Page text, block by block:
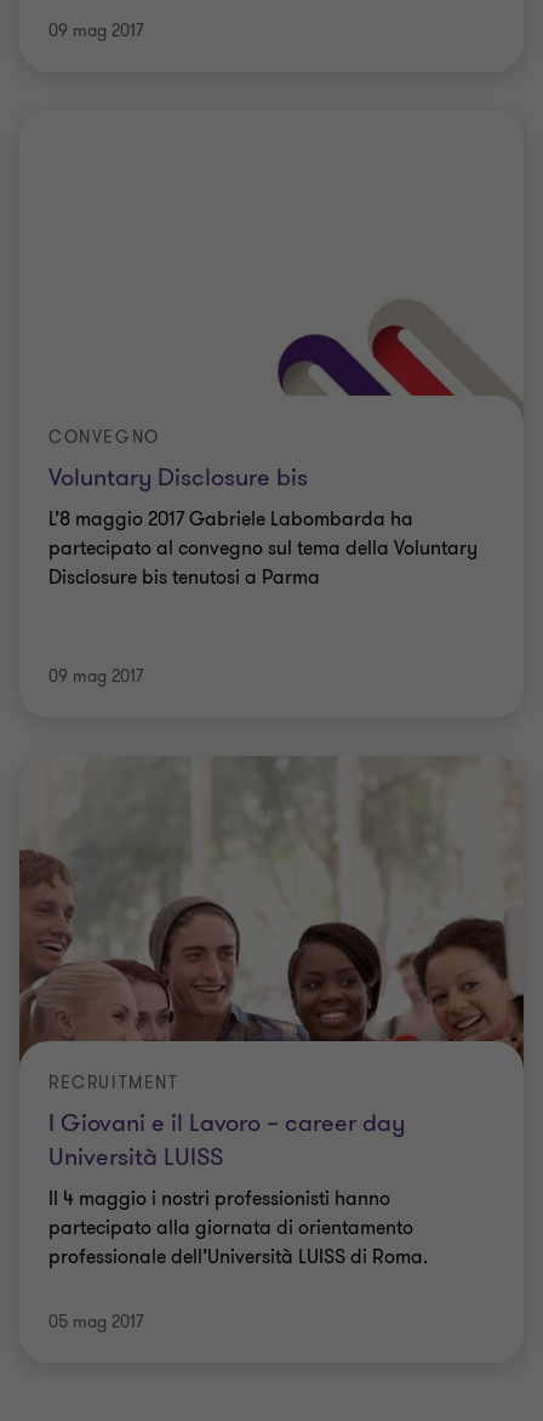
09 mag 2017
Voluntary Disclosure bis
CONVEGNO
L’8 maggio 2017 Gabriele Labombarda ha
partecipato al convegno sul tema della Voluntary
Disclosure bis tenutosi a Parma
09 mag 2017
I Giovani e il Lavoro – career day
Università LUISS
RECRUITMENT
Il 4 maggio i nostri professionisti hanno
partecipato alla giornata di orientamento
professionale dell’Università LUISS di Roma.
05 mag 2017